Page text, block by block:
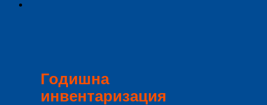
Годишна
инвентаризация